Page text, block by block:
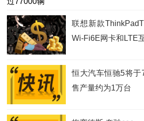
联想新款
Wi-Fi6E网卡和LTE
恒大汽车恒驰5将
售产量约为1万台